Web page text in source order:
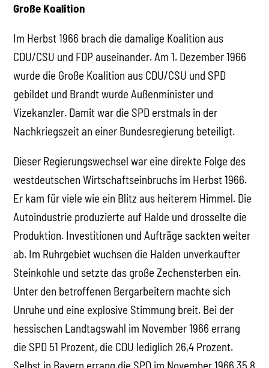
Große Koalition
Im Herbst 1966 brach die damalige Koalition aus
CDU/CSU und FDP auseinander. Am 1. Dezember 1966
wurde die Große Koalition aus CDU/CSU und SPD
gebildet und Brandt wurde Außenminister und
Vizekanzler. Damit war die SPD erstmals in der
Nachkriegszeit an einer Bundesregierung beteiligt.
Dieser Regierungswechsel war eine direkte Folge des
westdeutschen Wirtschaftseinbruchs im Herbst 1966.
Er kam für viele wie ein Blitz aus heiterem Himmel. Die
Autoindustrie produzierte auf Halde und drosselte die
Produktion. Investitionen und Aufträge sackten weiter
ab. Im Ruhrgebiet wuchsen die Halden unverkaufter
Steinkohle und setzte das große Zechensterben ein.
Unter den betroffenen Bergarbeitern machte sich
Unruhe und eine explosive Stimmung breit. Bei der
hessischen Landtagswahl im November 1966 errang
die SPD 51 Prozent, die CDU lediglich 26,4 Prozent.
Selbst in Bayern errang die SPD im November 1966 35,8